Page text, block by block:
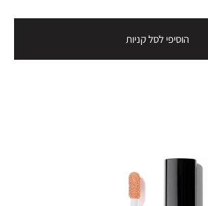
הוסיפי לסל קניות